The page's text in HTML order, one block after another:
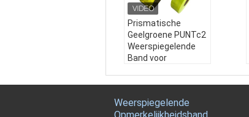
Prismatische
Geelgroene PUNTc2
Weerspiegelende
Band voor
levertijd:1-2 weken
Weerspiegelende